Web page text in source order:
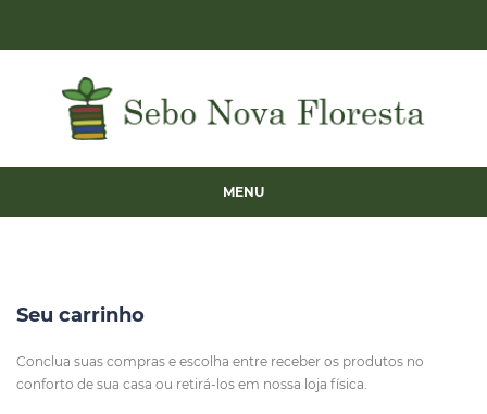
MENU
Seu carrinho
Conclua suas compras e escolha entre receber os produtos no
conforto de sua casa ou retirá-los em nossa loja física.